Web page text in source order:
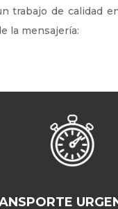
trabajo de calidad
la mensajería: